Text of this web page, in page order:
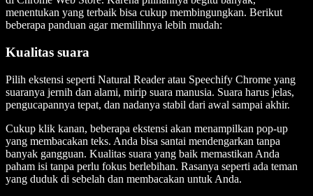
menentukan yang terbaik bisa cukup membingungkan. Berikut
beberapa panduan agar memilihnya lebih mudah:
Kualitas suara
Pilih ekstensi seperti Natural Reader atau Speechify Chrome yang
suaranya jernih dan alami, mirip suara manusia. Suara harus jelas,
pengucapannya tepat, dan nadanya stabil dari awal sampai akhir.
Cukup klik kanan, beberapa ekstensi akan menampilkan pop-up
yang membacakan teks. Anda bisa santai mendengarkan tanpa
banyak gangguan. Kualitas suara yang baik memastikan Anda
paham isi tanpa perlu fokus berlebihan. Rasanya seperti ada teman
yang duduk di sebelah dan membacakan untuk Anda.